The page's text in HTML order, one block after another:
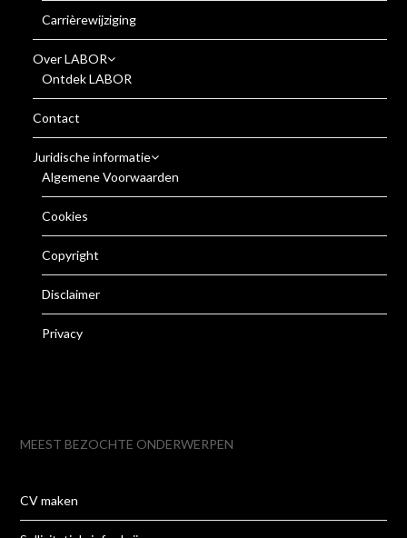
Carrièrewijziging
Over LABOR
Ontdek LABOR
Contact
Juridische informatie
Algemene Voorwaarden
Cookies
Copyright
Disclaimer
Privacy
MEEST BEZOCHTE ONDERWERPEN
CV maken